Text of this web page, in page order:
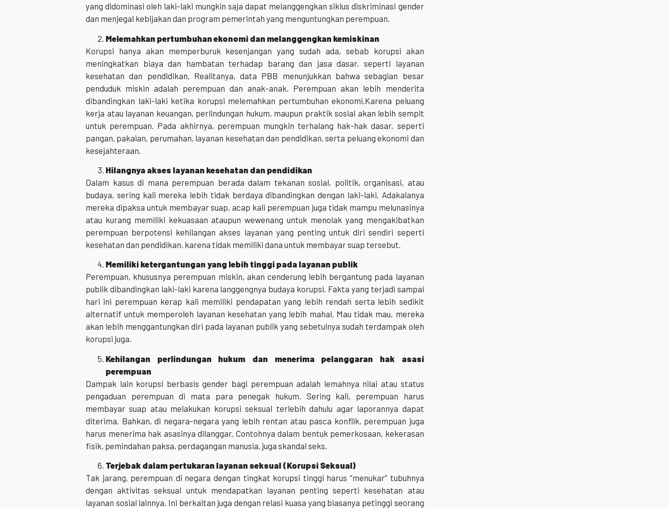
yang didominasi oleh laki-laki mungkin saja dapat melanggengkan siklus diskriminasi gender
dan menjegal kebijakan dan program pemerintah yang menguntungkan perempuan.
Melemahkan pertumbuhan ekonomi dan melanggengkan kemiskinan
Korupsi hanya akan memperburuk kesenjangan yang sudah ada, sebab korupsi akan
meningkatkan biaya dan hambatan terhadap barang dan jasa dasar, seperti layanan
kesehatan dan pendidikan. Realitanya, data PBB menunjukkan bahwa sebagian besar
penduduk miskin adalah perempuan dan anak-anak. Perempuan akan lebih menderita
dibandingkan laki-laki ketika korupsi melemahkan pertumbuhan ekonomi.Karena peluang
kerja atau layanan keuangan, perlindungan hukum, maupun praktik sosial akan lebih sempit
untuk perempuan. Pada akhirnya, perempuan mungkin terhalang hak-hak dasar, seperti
pangan, pakaian, perumahan, layanan kesehatan dan pendidikan, serta peluang ekonomi dan
kesejahteraan.
Hilangnya akses layanan kesehatan dan pendidikan
Dalam kasus di mana perempuan berada dalam tekanan sosial, politik, organisasi, atau
budaya, sering kali mereka lebih tidak berdaya dibandingkan dengan laki-laki. Adakalanya
mereka dipaksa untuk membayar suap, acap kali perempuan juga tidak mampu melunasinya
atau kurang memiliki kekuasaan ataupun wewenang untuk menolak yang mengakibatkan
perempuan berpotensi kehilangan akses layanan yang penting untuk diri sendiri seperti
kesehatan dan pendidikan, karena tidak memiliki dana untuk membayar suap tersebut.
Memiliki ketergantungan yang lebih tinggi pada layanan publik
Perempuan, khususnya perempuan miskin, akan cenderung lebih bergantung pada layanan
publik dibandingkan laki-laki karena langgengnya budaya korupsi. Fakta yang terjadi sampai
hari ini perempuan kerap kali memiliki pendapatan yang lebih rendah serta lebih sedikit
alternatif untuk memperoleh layanan kesehatan yang lebih mahal. Mau tidak mau, mereka
akan lebih menggantungkan diri pada layanan publik yang sebetulnya sudah terdampak oleh
korupsi juga.
Kehilangan perlindungan hukum dan menerima pelanggaran hak asasi
perempuan
Dampak lain korupsi berbasis gender bagi perempuan adalah lemahnya nilai atau status
pengaduan perempuan di mata para penegak hukum. Sering kali, perempuan harus
membayar suap atau melakukan korupsi seksual terlebih dahulu agar laporannya dapat
diterima. Bahkan, di negara-negara yang lebih rentan atau pasca konflik, perempuan juga
harus menerima hak asasinya dilanggar. Contohnya dalam bentuk pemerkosaan, kekerasan
fisik, pemindahan paksa, perdagangan manusia, juga skandal seks.
Terjebak dalam pertukaran layanan seksual (Korupsi Seksual)
Tak jarang, perempuan di negara dengan tingkat korupsi tinggi harus “menukar” tubuhnya
dengan aktivitas seksual untuk mendapatkan layanan penting seperti kesehatan atau
layanan sosial lainnya. Ini berkaitan juga dengan relasi kuasa yang biasanya petinggi seorang